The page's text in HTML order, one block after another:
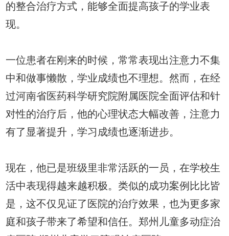
的整合治疗方式，能够全面提高孩子的学业表
现。
一位患者在刚来的时候，常常表现出注意力不集
中和做事懒散，学业成绩也不理想。然而，在经
过河南省医药科学研究院附属医院全面评估和针
对性的治疗后，他的心理状态大幅改善，注意力
有了显著提升，学习成绩也逐渐进步。
现在，他已是班级里非常活跃的一员，在学校生
活中表现得越来越积极。类似的成功案例比比皆
是，这不仅见证了医院的治疗效果，也为更多家
庭和孩子带来了希望和信任。郑州儿童多动症治